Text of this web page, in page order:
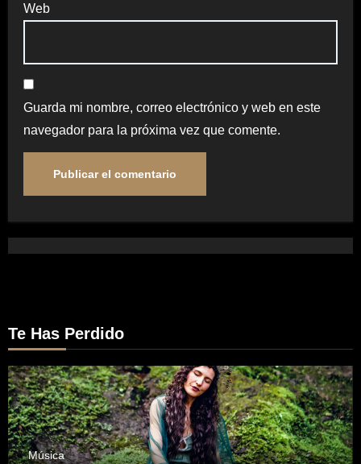
Web
Guarda mi nombre, correo electrónico y web en este
navegador para la próxima vez que comente.
Te Has Perdido
Música